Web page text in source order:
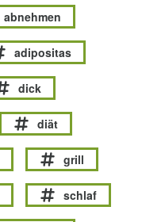
abnehmen
adipositas
dick
diät
grill
schlaf